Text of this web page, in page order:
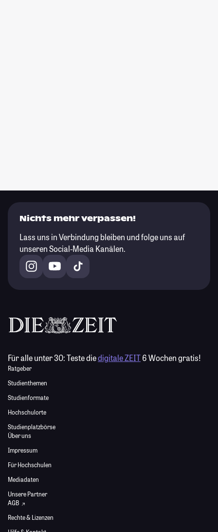
Nichts mehr verpassen!
Lass uns in Verbindung bleiben und folge uns auf
unseren Social-Media Kanälen.
Für alle unter 30:Teste diedigitale ZEIT6 Wochen gratis!
Ratgeber
Studienthemen
Studienformate
Hochschulorte
Studienplatzbörse
Über uns
Impressum
Für Hochschulen
Mediadaten
Unsere Partner
AGB
Rechte & Lizenzen